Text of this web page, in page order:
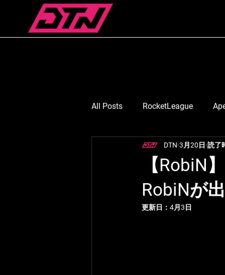
All Posts RocketLeague
スマブラ Suruga Monkey
七浬憂/ななりうい 月島
【RobiN
RobiNが
DTN 3月20日 読了
更新日： 4月3日